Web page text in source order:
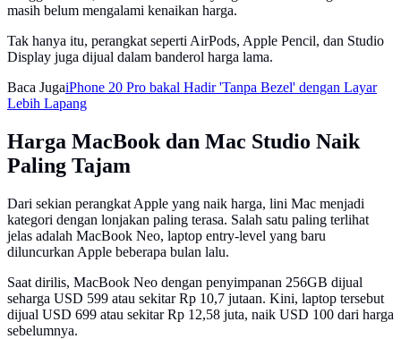
masih belum mengalami kenaikan harga.
Tak hanya itu, perangkat seperti AirPods, Apple Pencil, dan Studio
Display juga dijual dalam banderol harga lama.
Baca JugaiPhone 20 Pro bakal Hadir 'Tanpa Bezel' dengan Layar
Lebih Lapang
Harga MacBook dan Mac Studio Naik
Paling Tajam
Dari sekian perangkat Apple yang naik harga, lini Mac menjadi
kategori dengan lonjakan paling terasa. Salah satu paling terlihat
jelas adalah MacBook Neo, laptop entry-level yang baru
diluncurkan Apple beberapa bulan lalu.
Saat dirilis, MacBook Neo dengan penyimpanan 256GB dijual
seharga USD 599 atau sekitar Rp 10,7 jutaan. Kini, laptop tersebut
dijual USD 699 atau sekitar Rp 12,58 juta, naik USD 100 dari harga
sebelumnya.